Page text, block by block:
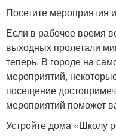
Посетите мероприятия
Если в рабочее время
выходных пролетали
теперь. В городе на
мероприятий,
посещение
мероприятий поможет
Устройте дома «Школу